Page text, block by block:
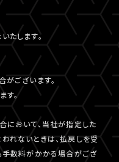
たします。
ございます。
す。
において、当社が指定した
れないときは、払戻しを受
手数料がかかる場合がござ